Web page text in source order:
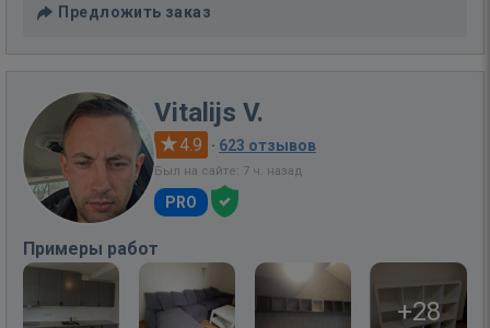
Предложить заказ
Vitalijs V.
4.9 · 623 отзывов
Был на сайте: 7 ч. назад
PRO
Примеры работ
+28